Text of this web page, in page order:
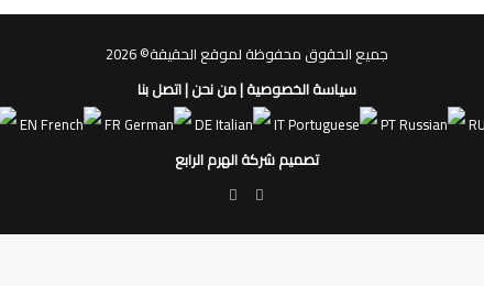
جميع الحقوق محفوظة لموقع الحقيقة© 2026
سياسة الخصوصية|من نحن|اتصل بنا
EN FR DE IT PT RU
تصميم شركة الهرم الرابع
فيسبوك